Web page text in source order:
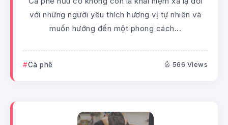
với những người yêu thích hương vị tự nhiên và
muốn hướng đến một phong cách...
Cà phê 566 Views